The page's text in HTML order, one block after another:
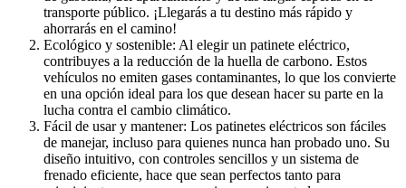
transporte público. ¡Llegarás a tu destino más rápido y
ahorrarás en el camino!
Ecológico y sostenible: Al elegir un patinete eléctrico,
contribuyes a la reducción de la huella de carbono. Estos
vehículos no emiten gases contaminantes, lo que los convierte
en una opción ideal para los que desean hacer su parte en la
lucha contra el cambio climático.
Fácil de usar y mantener: Los patinetes eléctricos son fáciles
de manejar, incluso para quienes nunca han probado uno. Su
diseño intuitivo, con controles sencillos y un sistema de
frenado eficiente, hace que sean perfectos tanto para